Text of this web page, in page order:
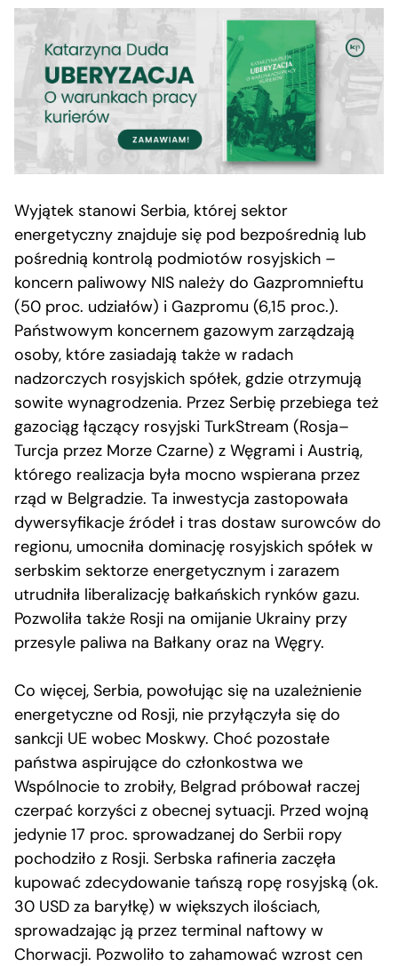
Wyjątek stanowi Serbia, której sektor
energetyczny znajduje się pod bezpośrednią lub
pośrednią kontrolą podmiotów rosyjskich –
koncern paliwowy NIS należy do Gazpromnieftu
(50 proc. udziałów) i Gazpromu (6,15 proc.).
Państwowym koncernem gazowym zarządzają
osoby, które zasiadają także w radach
nadzorczych rosyjskich spółek, gdzie otrzymują
sowite wynagrodzenia. Przez Serbię przebiega też
gazociąg łączący rosyjski TurkStream (Rosja–
Turcja przez Morze Czarne) z Węgrami i Austrią,
którego realizacja była mocno wspierana przez
rząd w Belgradzie. Ta inwestycja zastopowała
dywersyfikacje źródeł i tras dostaw surowców do
regionu, umocniła dominację rosyjskich spółek w
serbskim sektorze energetycznym i zarazem
utrudniła liberalizację bałkańskich rynków gazu.
Pozwoliła także Rosji na omijanie Ukrainy przy
przesyle paliwa na Bałkany oraz na Węgry.
Co więcej, Serbia, powołując się na uzależnienie
energetyczne od Rosji, nie przyłączyła się do
sankcji UE wobec Moskwy. Choć pozostałe
państwa aspirujące do członkostwa we
Wspólnocie to zrobiły, Belgrad próbował raczej
czerpać korzyści z obecnej sytuacji. Przed wojną
jedynie 17 proc. sprowadzanej do Serbii ropy
pochodziło z Rosji. Serbska rafineria zaczęła
kupować zdecydowanie tańszą ropę rosyjską (ok.
30 USD za baryłkę) w większych ilościach,
sprowadzając ją przez terminal naftowy w
Chorwacji. Pozwoliło to zahamować wzrost cen